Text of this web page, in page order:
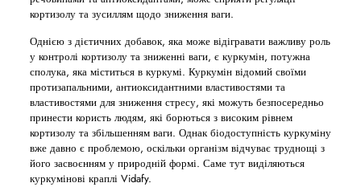
кортизолу та зусиллям щодо зниження ваги.
Однією з дієтичних добавок, яка може відігравати важливу роль
у контролі кортизолу та зниженні ваги, є куркумін, потужна
сполука, яка міститься в куркумі. Куркумін відомий своїми
протизапальними, антиоксидантними властивостями та
властивостями для зниження стресу, які можуть безпосередньо
принести користь людям, які борються з високим рівнем
кортизолу та збільшенням ваги. Однак біодоступність куркуміну
вже давно є проблемою, оскільки організм відчуває труднощі з
його засвоєнням у природній формі. Саме тут виділяються
куркумінові краплі Vidafy.